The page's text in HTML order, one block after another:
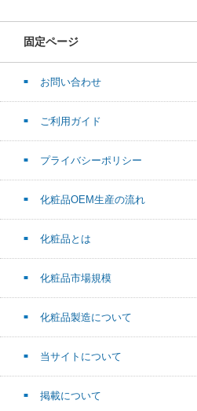
固定ページ
お問い合わせ
ご利用ガイド
プライバシーポリシー
化粧品OEM生産の流れ
化粧品とは
化粧品市場規模
化粧品製造について
当サイトについて
掲載について